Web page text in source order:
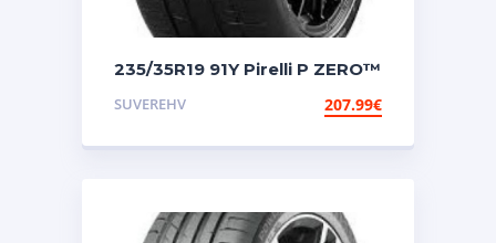
235/35R19 91Y Pirelli P ZERO™
SUVEREHV 207.99€